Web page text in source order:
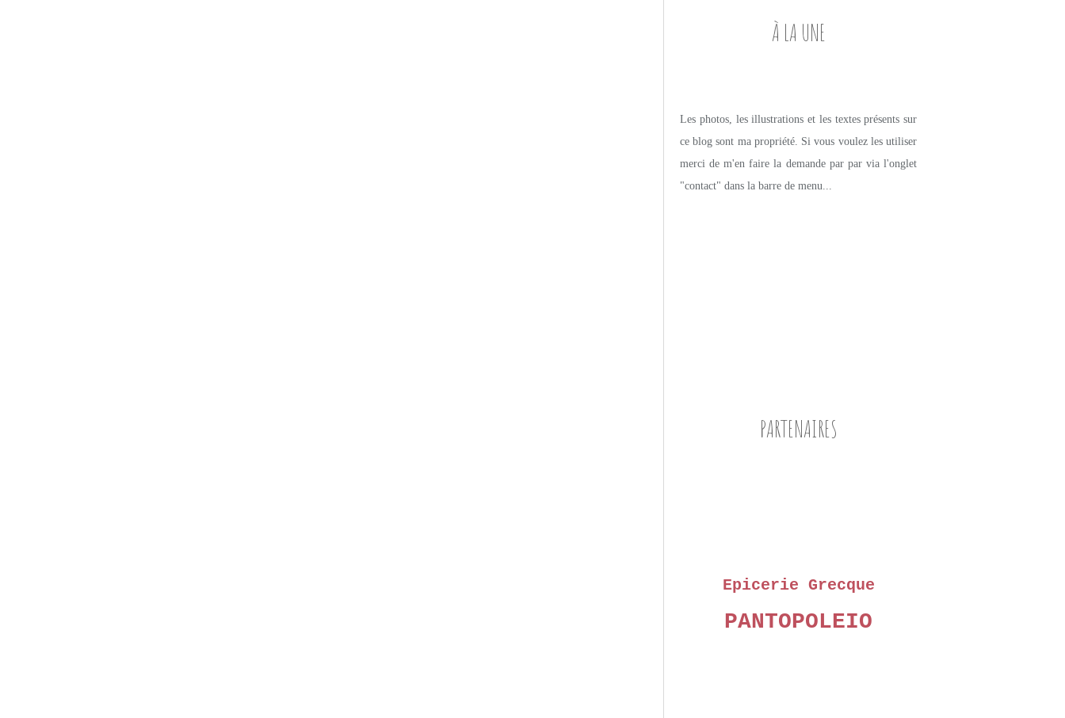
À LA UNE
Les photos, les illustrations et les textes présents sur
ce blog sont ma propriété. Si vous voulez les utiliser
merci de m'en faire la demande par par via l'onglet
"contact" dans la barre de menu...
PARTENAIRES
Epicerie Grecque
PANTOPOLEIO